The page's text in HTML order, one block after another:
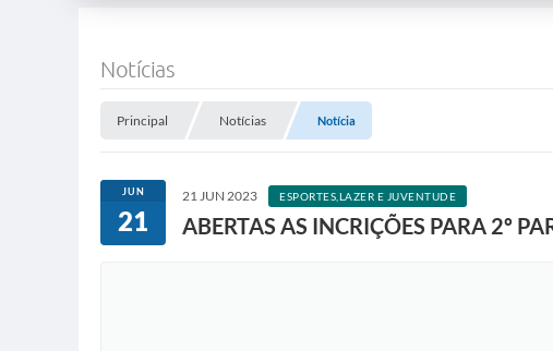
Notícias
Principal Notícias Notícia
JUN
21
21 JUN 2023 ESPORTES,LAZER E JUVENTUDE
ABERTAS AS INCRIÇÕES PARA 2º